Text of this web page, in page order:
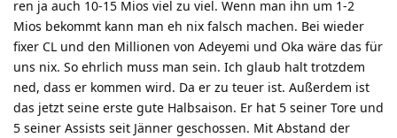
ren ja auch 10-15 Mios viel zu viel. Wenn man ihn um 1-2
Mios bekommt kann man eh nix falsch machen. Bei wieder
fixer CL und den Millionen von Adeyemi und Oka wäre das für
uns nix. So ehrlich muss man sein. Ich glaub halt trotzdem
ned, dass er kommen wird. Da er zu teuer ist. Außerdem ist
das jetzt seine erste gute Halbsaison. Er hat 5 seiner Tore und
5 seiner Assists seit Jänner geschossen. Mit Abstand der